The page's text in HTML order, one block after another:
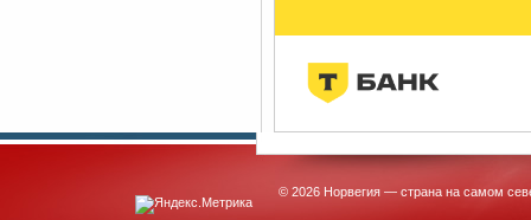
© 2026 Норвегия — страна на самом